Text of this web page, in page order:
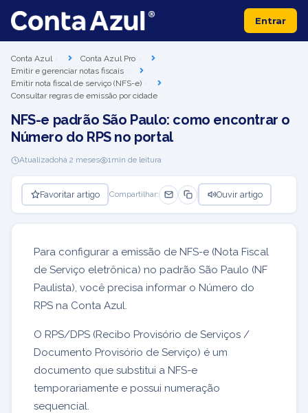
Entrar
Conta Azul
Conta Azul Pro
Emitir e gerenciar notas fiscais
Emitir nota fiscal de serviço (NFS-e)
Consultar regras de emissão por cidade
NFS-e padrão São Paulo: como encontrar o
Número do RPS no portal
Atualizadohá 2 meses 1min de leitura
Favoritar artigo Compartilhar: Ouvir artigo
Para configurar a emissão de NFS-e (Nota Fiscal
de Serviço eletrônica) no padrão São Paulo (NF
Paulista), você precisa informar o Número do
RPS na Conta Azul.
O RPS/DPS (Recibo Provisório de Serviços /
Documento Provisório de Serviço) é um
documento que substitui a NFS-e
temporariamente e possui numeração
sequencial.